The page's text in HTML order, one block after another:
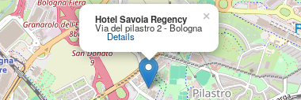
Hotel Savoia Regency
Via del pilastro 2 - Bologna
Details
×